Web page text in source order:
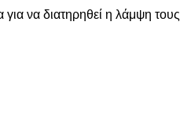
να διατηρηθεί η λάμψη τους